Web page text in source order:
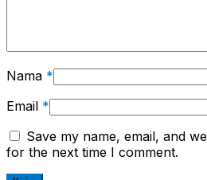
Nama *
Email *
Save my name, email, and
for the next time I comment.